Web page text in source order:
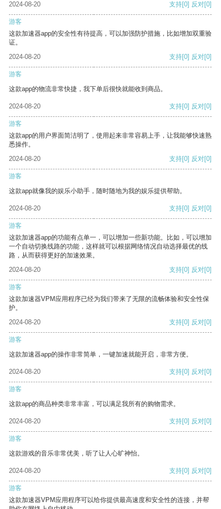
2024-08-20
支持[0] 反对[0]
游客
这款加速器app的安全性有待提高，可以加强防护措施，比如增加双重验
证。
2024-08-20
支持[0] 反对[0]
游客
这款app的物流非常快捷，我下单后很快就能收到商品。
2024-08-20 支持[0] 反对[0]
游客
这款app的用户界面简洁明了，使用起来非常容易上手，让我能够快速熟
悉操作。
2024-08-20
支持[0] 反对[0]
游客
这款app就像我的娱乐小助手，随时随地为我的娱乐提供帮助。
2024-08-20 支持[0] 反对[0]
游客
这款加速器app的功能有点单一，可以增加一些新功能。比如，可以增加
一个自动切换线路的功能，这样就可以根据网络情况自动选择最优的线
路，从而获得更好的加速效果。
2024-08-20
支持[0] 反对[0]
游客
这款加速器VPM应用程序已经为我们带来了无限的流畅体验和安全性保
护。
2024-08-20
支持[0] 反对[0]
游客
这款加速器app的操作非常简单，一键加速就能开启，非常方便。
2024-08-20 支持[0] 反对[0]
游客
这款app的商品种类非常丰富，可以满足我所有的购物需求。
2024-08-20 支持[0] 反对[0]
游客
这款游戏的音乐非常优美，听了让人心旷神怡。
2024-08-20 支持[0] 反对[0]
游客
这款加速器VPM应用程序可以给你提供最高速度和安全性的连接，并帮